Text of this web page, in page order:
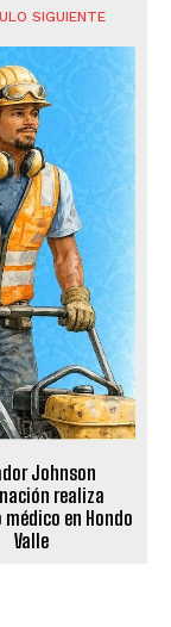
SIGUIENTE
Johnson
realiza
en Hondo
Valle